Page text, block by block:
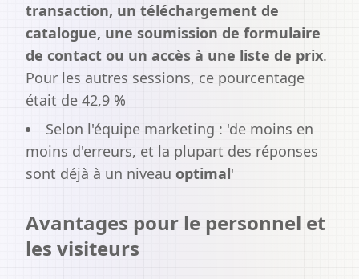
transaction, un téléchargement de
catalogue, une soumission de formulaire
de contact ou un accès à une liste de prix.
Pour les autres sessions, ce pourcentage
était de 42,9 %
Selon l'équipe marketing : 'de moins en
moins d'erreurs, et la plupart des réponses
sont déjà à un niveau optimal'
Avantages pour le personnel et
les visiteurs